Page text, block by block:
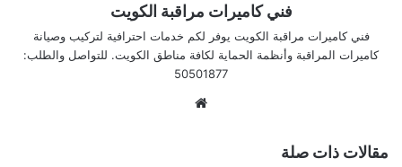
فني كاميرات مراقبة الكويت
فني كاميرات مراقبة الكويت يوفر لكم خدمات احترافية لتركيب وصيانة
كاميرات المراقبة وأنظمة الحماية لكافة مناطق الكويت. للتواصل والطلب:
50501877
مقالات ذات صلة